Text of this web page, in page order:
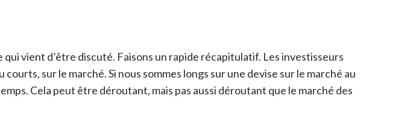
vient d’être discuté. Faisons un rapide récapitulatif. Les investisseurs
sur le marché. Si nous sommes longs sur une devise sur le marché au
Cela peut être déroutant, mais pas aussi déroutant que le marché des